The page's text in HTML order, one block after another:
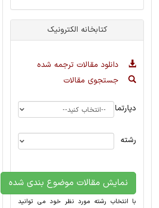
کتابخانه الکترونیک
دانلود مقالات ترجمه شده
جستجوی مقالات
دپارتمان
رشته
نمایش مقالات موضوع بندی شده
با انتخاب رشته مورد نظر خود می توانید